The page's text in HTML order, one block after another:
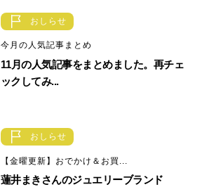
おしらせ
今月の人気記事まとめ
11月の人気記事をまとめました。再チェ
ックしてみ...
おしらせ
【金曜更新】おでかけ＆お買...
蓮井まきさんのジュエリーブランド